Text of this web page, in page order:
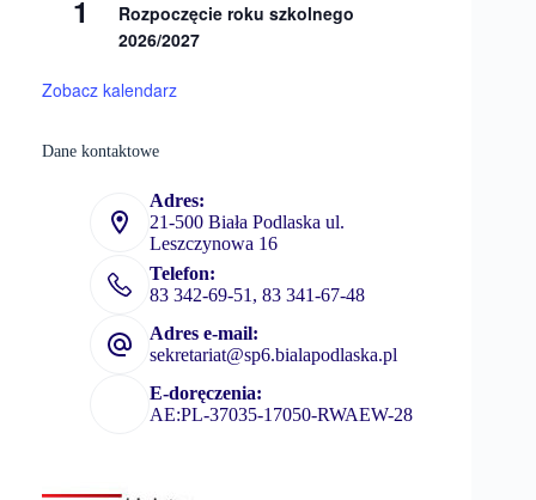
1
Rozpoczęcie roku szkolnego
2026/2027
Zobacz kalendarz
Dane kontaktowe
Adres:
21-500 Biała Podlaska ul.
Leszczynowa 16
Telefon:
83 342-69-51, 83 341-67-48
Adres e-mail:
sekretariat@sp6.bialapodlaska.pl
E-doręczenia:
AE:PL-37035-17050-RWAEW-28